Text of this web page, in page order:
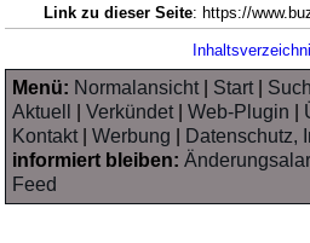
Link zu dieser Seite: https://
Menü: Normalansicht| Start|
Aktuell
|Verkündet|Web-Plugin
Kontakt|Werbung
Datenschutz,
informiert bleiben:
Feed